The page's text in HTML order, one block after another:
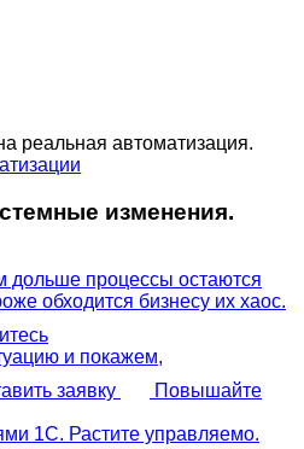
реальная автоматизация.
изменения.
дольше процессы остаются
обходится бизнесу их хаос.
и покажем,
заявку
Повышайте
1С. Растите управляемо.